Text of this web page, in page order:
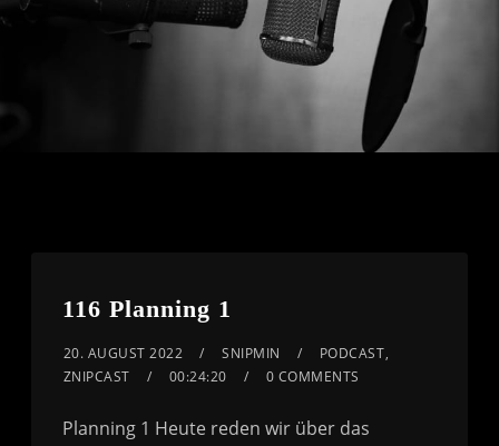
116 Planning 1
20. AUGUST 2022 SNIPMIN PODCAST,
ZNIPCAST
00:24:20 0 COMMENTS
Planning 1 Heute reden wir über das